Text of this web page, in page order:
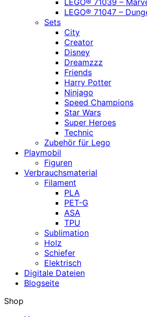
LEGO® 71047 –
Sets
City
Creator
Disney
Dreamzzz
Friends
Harry Potter
Ninjago
Speed Champions
Star Wars
Super Heroes
Technic
Zubehör für Lego
Playmobil
Figuren
Verbrauchsmaterial
Filament
PLA
PET-G
ASA
TPU
Sublimation
Holz
Schiefer
Elektrisch
Digitale Dateien
Blogseite
Shop